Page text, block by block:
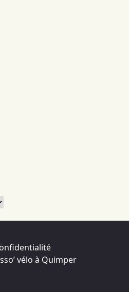
vélo à Quimper